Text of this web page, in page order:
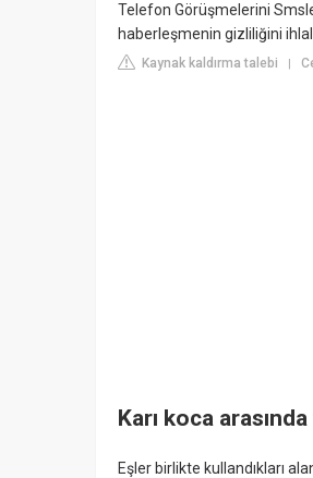
Telefon Görüşmelerini
haberleşmenin gizliliğini ihlal
Kaynak kaldırma talebi
Karı koca
Eşler birlikte kullandıkları